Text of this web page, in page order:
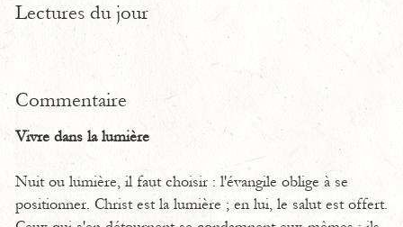
Lectures du jour
Commentaire
Vivre dans la lumière
Nuit ou lumière, il faut choisir : l'évangile oblige à se
positionner. Christ est la lumière ; en lui, le salut est offert.